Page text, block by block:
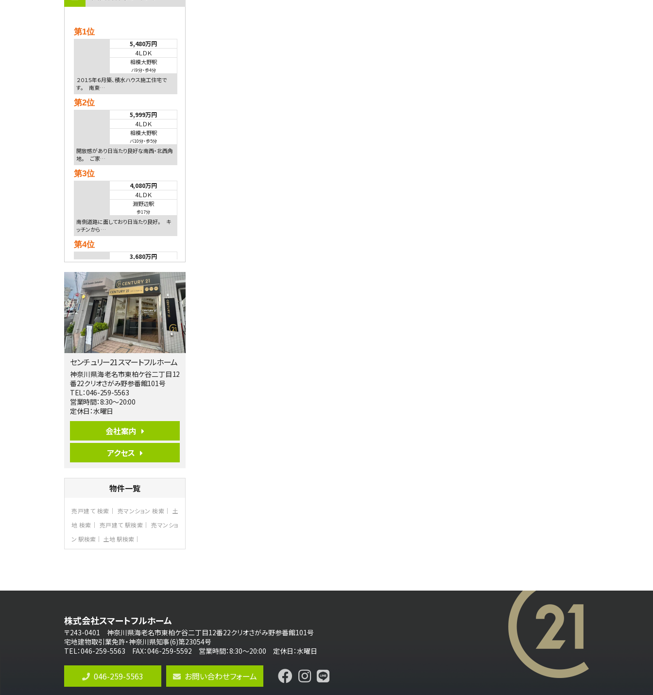
第1位
5,480万円
4ＬＤＫ
相模大野駅
バ9分・歩4分
２０１５年６月築、積水ハウス施工住宅で
す。 南東…
第2位
5,999万円
4ＬＤＫ
相模大野駅
バ10分・歩5分
開放感があり日当たり良好な南西・北西角
地。 ご家…
第3位
4,080万円
4ＬＤＫ
淵野辺駅
歩17分
南側道路に面しており日当たり良好。 キ
ッチンから…
第4位
3,680万円
海老名駅
バ15分 ・歩1分
リビングダイニング部分の床暖房完備 車
並列2台駐…
第5位
3,680万円
4ＬＤＫ
橋本駅
バ19分・歩8分
開放感があり日当たり良好な南西・北西角
地区画。 …
第6位
3,180万円
大規模開発分譲地内の新築戸建！開発道
路は幅員４.…
4ＬＤＫ
さがみ野駅
る広さ…
第8位
3,598万円
4ＬＤＫ
4ＬＤＫ
海老名駅
バ18分 ・歩6分
開放感のある角地区画。車３台並列駐車可
能です。 …
4,190万円
センチュリー21スマートフルホーム
神奈川県海老名市東柏ケ谷二丁目12
番22クリオさがみ野参番館101号
TEL：046-259-5563
営業時間：8:30～20:00
定休日：水曜日
会社案内
アクセス
物件一覧
売戸建て 検索 売マンション 検索
土
地 検索
売戸建て 駅検索
売マンショ
ン 駅検索
土地 駅検索
株式会社スマートフルホーム
〒243-0401 神奈川県海老名市東柏ケ谷二丁目12番22クリオさがみ野参番館101号
宅地建物取引業免許・神奈川県知事(6)第23054号
TEL：046-259-5563 FAX：046-259-5592 営業時間：8:30～20:00 定休日：水曜日
046-259-5563 お問い合わせフォーム